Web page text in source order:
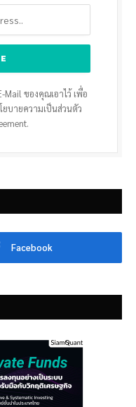
Mail ของคุณเอาไว้ เพื่อ
ยบายความเป็นส่วนตัว
Facebook